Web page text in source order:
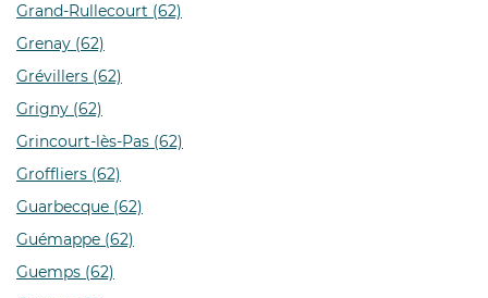
Grand-Rullecourt (62)
Grenay (62)
Grévillers (62)
Grigny (62)
Grincourt-lès-Pas (62)
Groffliers (62)
Guarbecque (62)
Guémappe (62)
Guemps (62)